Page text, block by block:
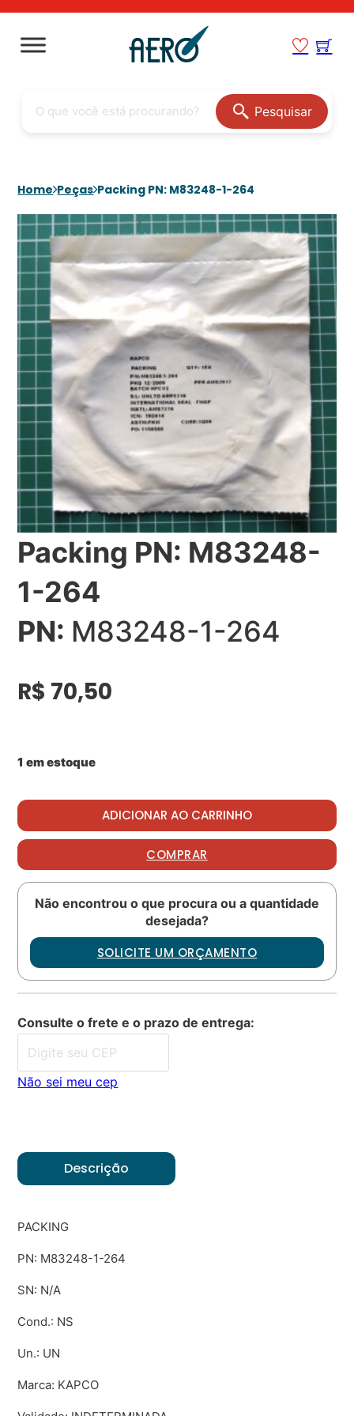
Pesquisar
Home Peças Packing PN: M83248-1-264
Packing PN: M83248-
1-264
PN: M83248-1-264
R$ 70,50
1 em estoque
Packing PN: M83248-1-264 quantidade
ADICIONAR AO CARRINHO
COMPRAR
Não encontrou o que procura ou a quantidade
desejada?
SOLICITE UM ORÇAMENTO
Consulte o frete e o prazo de entrega:
Não sei meu cep
Descrição
PACKING
PN: M83248-1-264
SN: N/A
Cond.: NS
Un.: UN
Marca: KAPCO